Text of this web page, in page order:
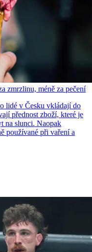
zmrzlinu, méně za pečení
lidé v Česku vkládají do
přednost zboží, které je
na slunci. Naopak
používané při vaření a